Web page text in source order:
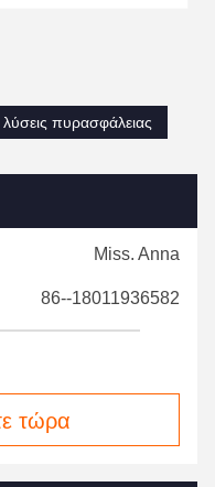
λύσεις πυρασφάλειας
Miss. Anna
86--18011936582
τώρα